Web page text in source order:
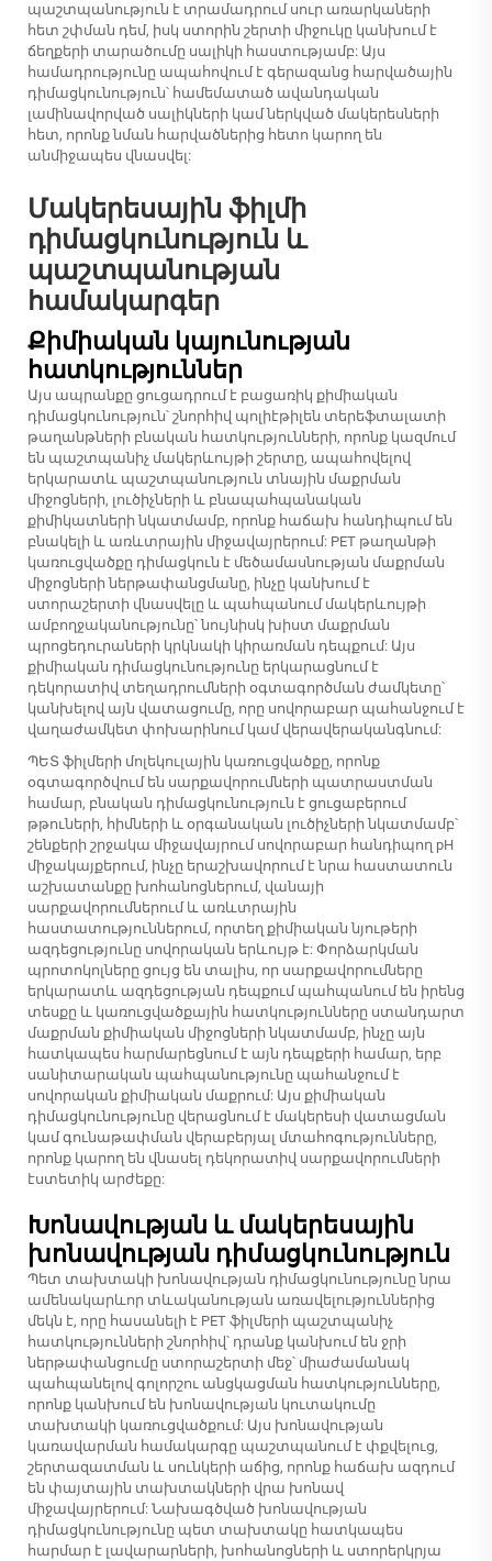
պաշտպանություն է տրամադրում սուր առարկաների
հետ շփման դեմ, իսկ ստորին շերտի միջուկը կանխում է
ճեղքերի տարածումը սալիկի հաստությամբ: Այս
համադրությունը ապահովում է գերազանց հարվածային
դիմացկունություն՝ համեմատած ավանդական
լամինավորված սալիկների կամ ներկված մակերեսների
հետ, որոնք նման հարվածներից հետո կարող են
անմիջապես վնասվել:
Մակերեսային ֆիլմի
դիմացկունություն և
պաշտպանության
համակարգեր
Քիմիական կայունության
հատկություններ
Այս ապրանքը ցուցադրում է բացառիկ քիմիական
դիմացկունություն՝ շնորհիվ պոլիէթիլեն տերեֆտալատի
թաղանթների բնական հատկությունների, որոնք կազմում
են պաշտպանիչ մակերևույթի շերտը, ապահովելով
երկարատև պաշտպանություն տնային մաքրման
միջոցների, լուծիչների և բնապահպանական
քիմիկատների նկատմամբ, որոնք հաճախ հանդիպում են
բնակելի և առևտրային միջավայրերում: PET թաղանթի
կառուցվածքը դիմացկուն է մեծամասնության մաքրման
միջոցների ներթափանցմանը, ինչը կանխում է
ստորաշերտի վնասվելը և պահպանում մակերևույթի
ամբողջականությունը՝ նույնիսկ խիստ մաքրման
պրոցեդուրաների կրկնակի կիրառման դեպքում: Այս
քիմիական դիմացկունությունը երկարացնում է
դեկորատիվ տեղադրումների օգտագործման ժամկետը՝
կանխելով այն վատացումը, որը սովորաբար պահանջում է
վաղաժամկետ փոխարինում կամ վերավերականգնում:
ՊԵՏ ֆիլմերի մոլեկուլային կառուցվածքը, որոնք
օգտագործվում են սարքավորումների պատրաստման
համար, բնական դիմացկունություն է ցուցաբերում
թթուների, հիմների և օրգանական լուծիչների նկատմամբ՝
շենքերի շրջակա միջավայրում սովորաբար հանդիպող pH
միջակայքերում, ինչը երաշխավորում է նրա հաստատուն
աշխատանքը խոհանոցներում, վանայի
սարքավորումներում և առևտրային
հաստատություններում, որտեղ քիմիական նյութերի
ազդեցությունը սովորական երևույթ է: Փորձարկման
պրոտոկոլները ցույց են տալիս, որ սարքավորումները
երկարատև ազդեցության դեպքում պահպանում են իրենց
տեսքը և կառուցվածքային հատկությունները ստանդարտ
մաքրման քիմիական միջոցների նկատմամբ, ինչը այն
հատկապես հարմարեցնում է այն դեպքերի համար, երբ
սանիտարական պահպանությունը պահանջում է
սովորական քիմիական մաքրում: Այս քիմիական
դիմացկունությունը վերացնում է մակերեսի վատացման
կամ գունաթափման վերաբերյալ մտահոգությունները,
որոնք կարող են վնասել դեկորատիվ սարքավորումների
էստետիկ արժեքը:
Խոնավության և մակերեսային
խոնավության դիմացկունություն
Պետ տախտակի խոնավության դիմացկունությունը նրա
ամենակարևոր տևականության առավելություններից
մեկն է, որը հասանելի է PET ֆիլմերի պաշտպանիչ
հատկությունների շնորհիվ՝ դրանք կանխում են ջրի
ներթափանցումը ստորաշերտի մեջ՝ միաժամանակ
պահպանելով գոլորշու անցկացման հատկությունները,
որոնք կանխում են խոնավության կուտակումը
տախտակի կառուցվածքում: Այս խոնավության
կառավարման համակարգը պաշտպանում է փքվելուց,
շերտազատման և սունկերի աճից, որոնք հաճախ ազդում
են փայտային տախտակների վրա խոնավ
միջավայրերում: Նախագծված խոնավության
դիմացկունությունը պետ տախտակը հատկապես
հարմար է լավարարների, խոհանոցների և ստորերկրյա